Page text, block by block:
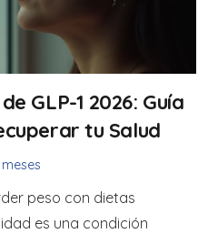
GLP-1 2026: Guía
tu Salud
peso con dietas
es una condición